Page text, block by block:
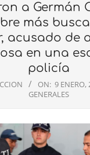
a Germán
más
acusado de
en una
policía
ON: 9 ENERO,
GENERALES